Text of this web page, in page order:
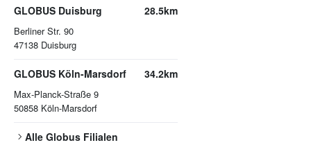
GLOBUS Duisburg
Berliner Str. 90
47138 Duisburg
28.5km
GLOBUS Köln-Marsdorf
Max-Planck-Straße 9
50858 Köln-Marsdorf
34.2km
Alle Globus Filialen